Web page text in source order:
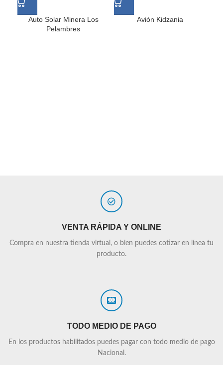
Auto Solar Minera Los
Pelambres
Avión Kidzania
VENTA RÁPIDA Y ONLINE
Compra en nuestra tienda virtual, o bien puedes cotizar en línea tu
producto.
TODO MEDIO DE PAGO
En los productos habilitados puedes pagar con todo medio de pago
Nacional.